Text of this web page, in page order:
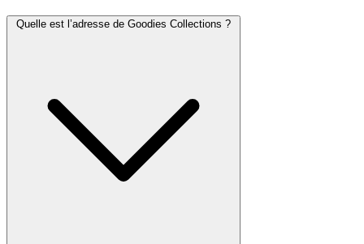
Quelle est l’adresse de Goodies Collections ?